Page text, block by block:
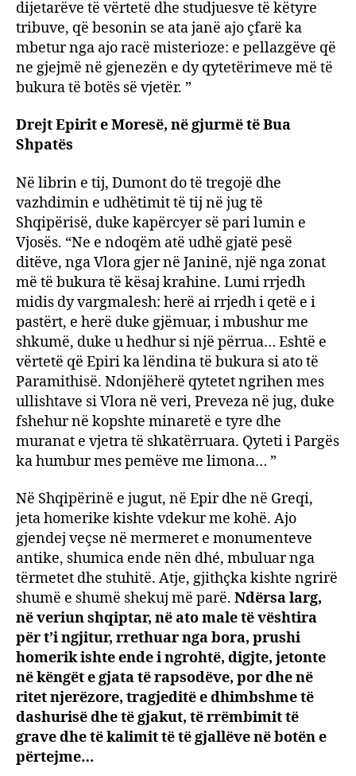
dijetarëve të vërtetë dhe studjuesve të këtyre
tribuve, që besonin se ata janë ajo çfarë ka
mbetur nga ajo racë misterioze: e pellazgëve që
ne gjejmë në gjenezën e dy qytetërimeve më të
bukura të botës së vjetër. ”
Drejt Epirit e Moresë, në gjurmë të Bua
Shpatës
Në librin e tij, Dumont do të tregojë dhe
vazhdimin e udhëtimit të tij në jug të
Shqipërisë, duke kapërcyer së pari lumin e
Vjosës. “Ne e ndoqëm atë udhë gjatë pesë
ditëve, nga Vlora gjer në Janinë, një nga zonat
më të bukura të kësaj krahine. Lumi rrjedh
midis dy vargmalesh: herë ai rrjedh i qetë e i
pastërt, e herë duke gjëmuar, i mbushur me
shkumë, duke u hedhur si një përrua… Eshtë e
vërtetë që Epiri ka lëndina të bukura si ato të
Paramithisë. Ndonjëherë qytetet ngrihen mes
ullishtave si Vlora në veri, Preveza në jug, duke
fshehur në kopshte minaretë e tyre dhe
muranat e vjetra të shkatërruara. Qyteti i Pargës
ka humbur mes pemëve me limona… ”
Në Shqipërinë e jugut, në Epir dhe në Greqi,
jeta homerike kishte vdekur me kohë. Ajo
gjendej veçse në mermeret e monumenteve
antike, shumica ende nën dhé, mbuluar nga
tërmetet dhe stuhitë. Atje, gjithçka kishte ngrirë
shumë e shumë shekuj më parë. Ndërsa larg,
në veriun shqiptar, në ato male të vështira
për t’i ngjitur, rrethuar nga bora, prushi
homerik ishte ende i ngrohtë, digjte, jetonte
në këngët e gjata të rapsodëve, por dhe në
ritet njerëzore, tragjeditë e dhimbshme të
dashurisë dhe të gjakut, të rrëmbimit të
grave dhe të kalimit të të gjallëve në botën e
përtejme…